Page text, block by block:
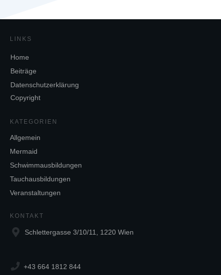
LINKS
Home
Beiträge
Datenschutzerklärung
Copyright
KATEGORIEN
Allgemein
Mermaid
Schwimmausbildungen
Tauchausbildungen
Veranstaltungen
KONTAKT
Schlettergasse 3/10/11, 1220 Wien
+43 664 1812 844